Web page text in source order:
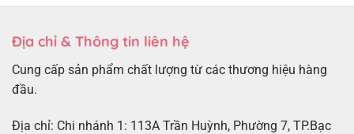
Địa chỉ & Thông tin liên hệ
Cung cấp sản phẩm chất lượng từ các thương hiệu hàng
đầu.
Địa chỉ: Chi nhánh 1: 113A Trần Huỳnh, Phường 7, TP.Bạc